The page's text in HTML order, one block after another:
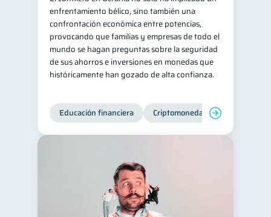
Retiro Doble sueldo
Gasto responsable
información financiera
enfrentamiento bélico, sino también una
confrontación económica entre potencias,
provocando que familias y empresas de todo el
mundo se hagan preguntas sobre la seguridad
de sus ahorros e inversiones en monedas que
históricamente han gozado de alta confianza.
Educación financiera Criptomonedas